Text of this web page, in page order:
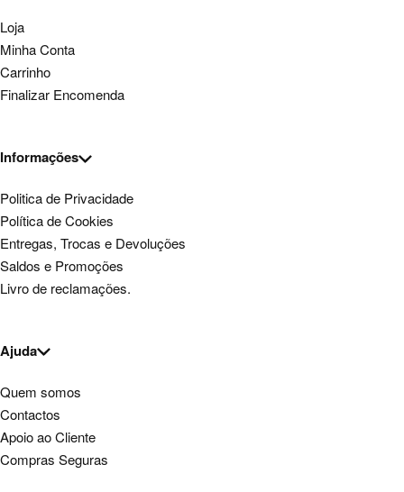
Loja
Minha Conta
Carrinho
Finalizar Encomenda
Informações
Politica de Privacidade
Política de Cookies
Entregas, Trocas e Devoluções
Saldos e Promoções
Livro de reclamações.
Ajuda
Quem somos
Contactos
Apoio ao Cliente
Compras Seguras